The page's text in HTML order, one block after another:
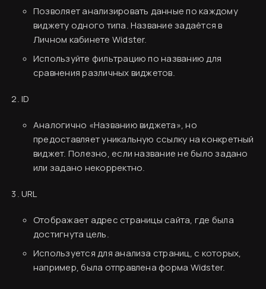
Вводная информация
База знаний
Создание аккаунта
Позволяет анализировать данные по каждому
виджету одного типа. Название задаётся в
Личном кабинете Widster.
Используйте фильтрацию по названию для
сравнения различных виджетов.
ID
Аналогично «Названию виджета», но
предоставляет уникальную ссылку на конкретный
виджет. Полезно, если название не было задано
или задано некорректно.
URL
Отображает адрес страницы сайта, где была
достигнута цель.
Используется для анализа страниц, с которых,
например, была отправлена форма Widster.
Финальный ужин Два шефа – одна кухня
стать частью события?
Подробнее